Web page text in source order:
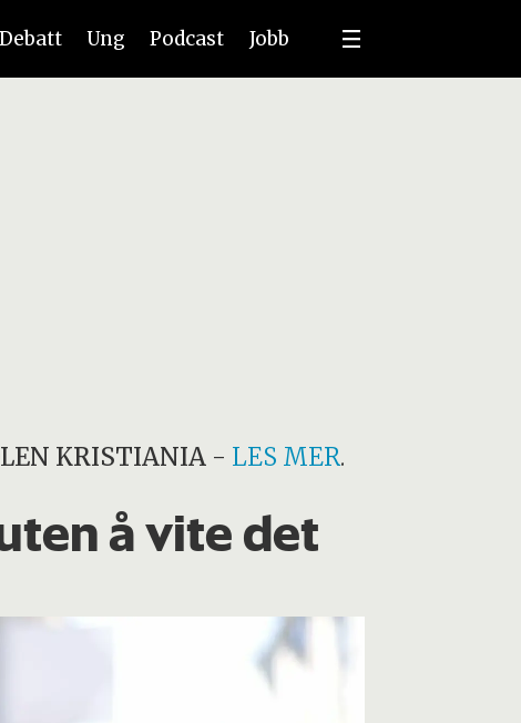
Debatt Ung Podcast Jobb
KRISTIANIA- LES MER.
å vite det